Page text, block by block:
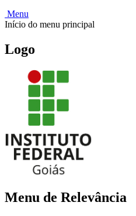
Menu
Início do menu principal
Logo
Menu de Relevância